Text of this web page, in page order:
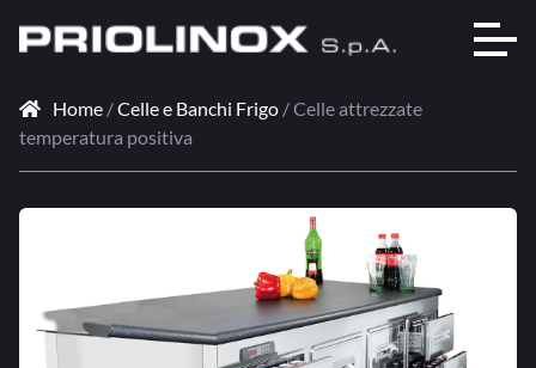
Home /Celle e Banchi Frigo / Celle attrezzate
temperatura positiva